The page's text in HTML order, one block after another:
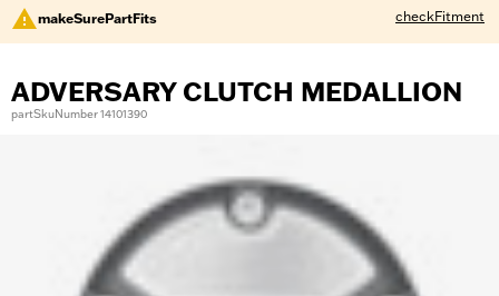
makeSurePartFits checkFitment
ADVERSARY CLUTCH MEDALLION
partSkuNumber 14101390